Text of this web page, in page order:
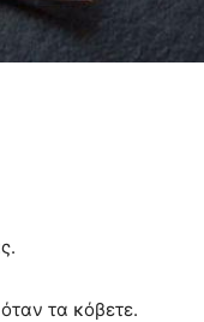
τα κόβετε.